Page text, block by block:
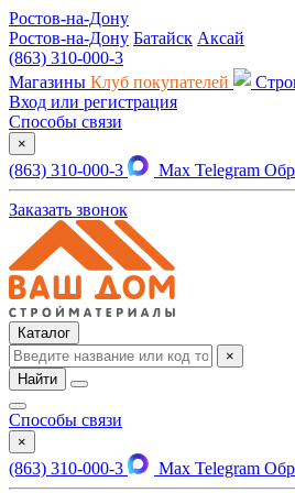
Ростов-на-Дону
Ростов-на-Дону Батайск Аксай
(863) 310-000-3
Магазины Клуб покупателей
Вход или регистрация
Способы связи
×
(863) 310-000-3 Max Telegram
Заказать звонок
Каталог
×
Найти
Способы связи
×
(863) 310-000-3 Max Telegram